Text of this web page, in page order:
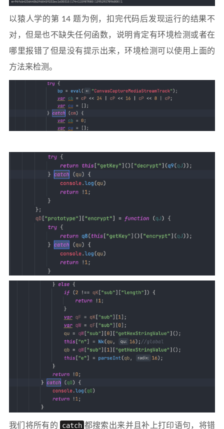
以猿人学的第 14 题为例，扣完代码后发现运行的结果不
对，但是也不缺失任何函数，说明肯定有环境检测或者在
哪里报错了但是没有提示出来，环境检测可以使用上面的
方法来检测。
我们将所有的 catch 都搜索出来并且补上打印语句，将错